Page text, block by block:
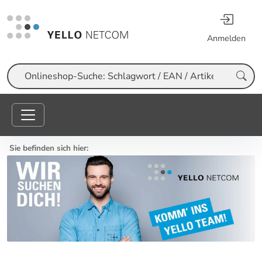
Anmelden
Suche
Sie befinden sich hier: